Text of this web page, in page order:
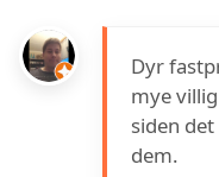
Dyr
mye
siden
dem.